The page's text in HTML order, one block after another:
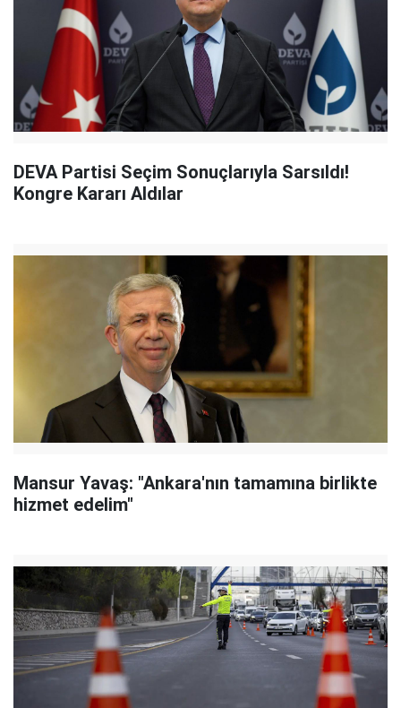
DEVA Partisi Seçim Sonuçlarıyla Sarsıldı!
Kongre Kararı Aldılar
Mansur Yavaş: "Ankara'nın tamamına birlikte
hizmet edelim"